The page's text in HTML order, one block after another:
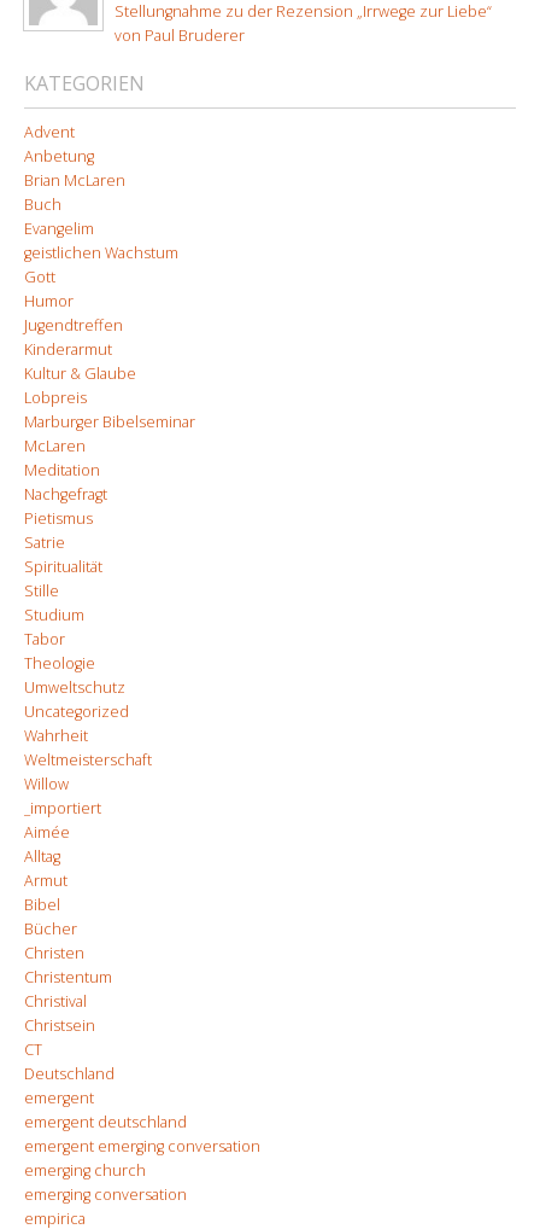
Stellungnahme zu der Rezension „Irrwege zur Liebe“
von Paul Bruderer
KATEGORIEN
Advent
Anbetung
Brian McLaren
Buch
Evangelim
geistlichen Wachstum
Gott
Humor
Jugendtreffen
Kinderarmut
Kultur & Glaube
Lobpreis
Marburger Bibelseminar
McLaren
Meditation
Nachgefragt
Pietismus
Satrie
Spiritualität
Stille
Studium
Tabor
Theologie
Umweltschutz
Uncategorized
Wahrheit
Weltmeisterschaft
Willow
_importiert
Aimée
Alltag
Armut
Bibel
Bücher
Christen
Christentum
Christival
Christsein
CT
Deutschland
emergent
emergent deutschland
emergent emerging conversation
emerging church
emerging conversation
empirica